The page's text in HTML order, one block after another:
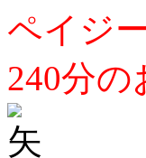
ペイジ
240分